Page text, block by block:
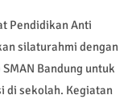
Pendidikan Anti
silaturahmi dengan
Bandung untuk
di sekolah. Kegiatan